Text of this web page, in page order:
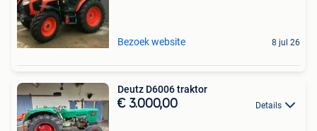
Bezoek website 8 jul 26
Deutz D6006 traktor
€ 3.000,00 Details